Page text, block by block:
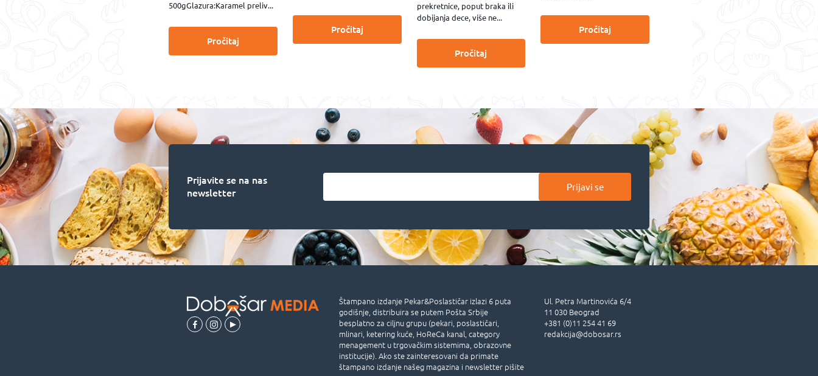
500gGlazura:Karamel preliv...
Pročitaj
Pročitaj
prekretnice, poput braka ili
dobijanja dece, više ne...
Pročitaj
Pročitaj
Prijavite se na nas
newsletter
Prijavi se
Štampano izdanje Pekar&Poslastičar izlazi 6 puta
godišnje, distribuira se putem Pošta Srbije
besplatno za ciljnu grupu (pekari, poslastičari,
mlinari, ketering kuće, HoReCa kanal, category
menagement u trgovačkim sistemima, obrazovne
institucije). Ako ste zainteresovani da primate
štampano izdanje našeg magazina i newsletter pišite
Ul. Petra Martinovića 6/4
11 030 Beograd
+381 (0)11 254 41 69
redakcija@dobosar.rs